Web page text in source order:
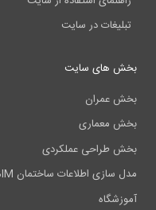
تبلیغات در سایت
بخش های سایت
بخش عمران
بخش معماری
بخش طراحی عملکردی
مدل سازی اطلاعات ساختمان BIM
آموزشگاه